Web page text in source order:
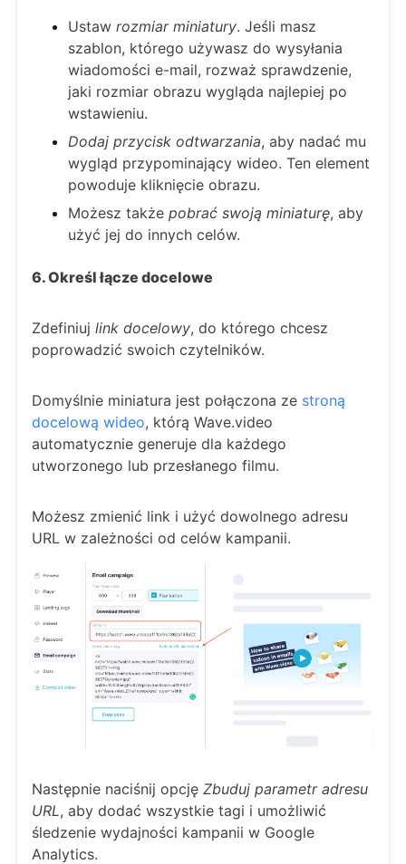
Ustaw rozmiar miniatury. Jeśli masz
szablon, którego używasz do wysyłania
wiadomości e-mail, rozważ sprawdzenie,
jaki rozmiar obrazu wygląda najlepiej po
wstawieniu.
Dodaj przycisk odtwarzania, aby nadać mu
wygląd przypominający wideo. Ten element
powoduje kliknięcie obrazu.
Możesz także pobrać swoją miniaturę, aby
użyć jej do innych celów.
6. Określ łącze docelowe
Zdefiniuj link docelowy, do którego chcesz
poprowadzić swoich czytelników.
Domyślnie miniatura jest połączona ze stroną
docelową wideo, którą Wave.video
automatycznie generuje dla każdego
utworzonego lub przesłanego filmu.
Możesz zmienić link i użyć dowolnego adresu
URL w zależności od celów kampanii.
Następnie naciśnij opcję Zbuduj parametr adresu
URL, aby dodać wszystkie tagi i umożliwić
śledzenie wydajności kampanii w Google
Analytics.